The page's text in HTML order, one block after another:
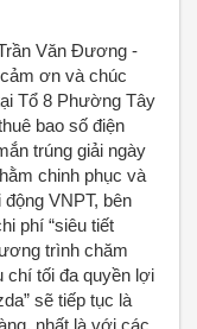
Văn Đương -
ơn và chúc
Tổ 8 Phường Tây
bao số điện
trúng giải ngày
chinh phục và
VNPT, bên
phí “siêu tiết
trình chăm
chí tối đa quyền lợi
sẽ tiếp tục là
nhất là với các